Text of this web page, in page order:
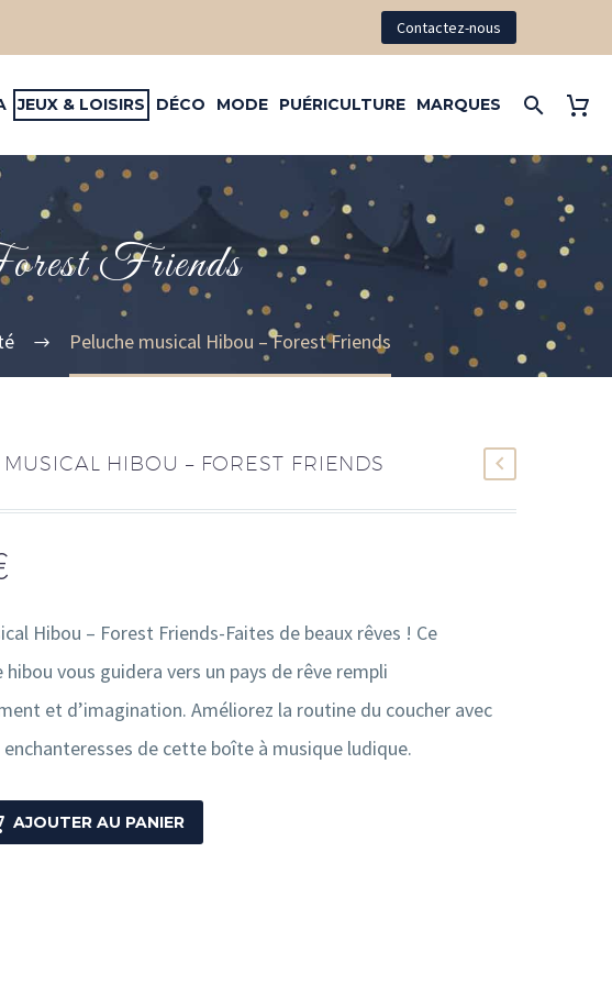
Contactez-nous
JEUX & LOISIRS DÉCO MODE PUÉRICULTURE MARQUES
Friends
Peluche musical Hibou – Forest Friends
HIBOU – FOREST FRIENDS
Hibou – Forest Friends-Faites de beaux rêves ! Ce
vous guidera vers un pays de rêve rempli
et d’imagination. Améliorez la routine du coucher avec
de cette boîte à musique ludique.
AJOUTER AU PANIER